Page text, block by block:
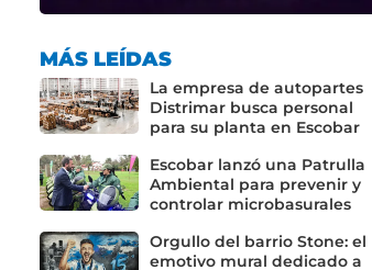
MÁS LEÍDAS
La empresa de autopartes
Distrimar busca personal
para su planta en Escobar
Escobar lanzó una Patrulla
Ambiental para prevenir y
controlar microbasurales
Orgullo del barrio Stone: el
emotivo mural dedicado a